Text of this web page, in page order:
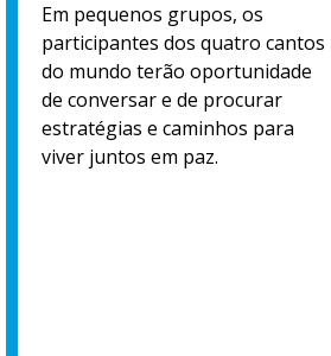
Em pequenos grupos, os
participantes dos quatro cantos
do mundo terão oportunidade
de conversar e de procurar
estratégias e caminhos para
viver juntos em paz.